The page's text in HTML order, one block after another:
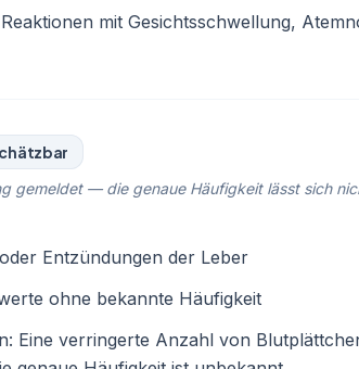
mit Gesichtsschwellung,
gemeldet — die genaue Häufigkeit lässt sich
Entzündungen der Leber
ohne bekannte Häufigkeit
Eine verringerte Anzahl von